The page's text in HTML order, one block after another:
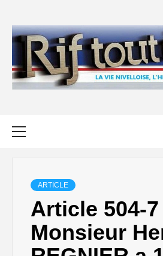
content
ARTICLE
Article 504-7
Monsieur